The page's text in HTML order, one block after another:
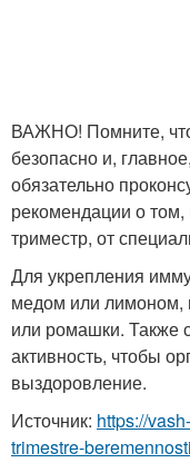
ВАЖНО! Помните,
безопасно и,
обязательно
рекомендации о том,
триместр, от
Для укрепления
медом или лимоном,
или ромашки. Также
активность, чтобы
выздоровление.
Источник: https://
trimestre-